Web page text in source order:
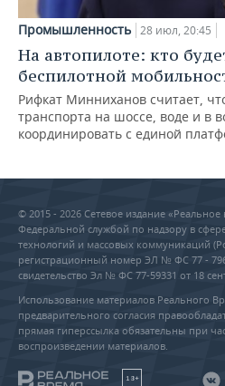
Промышленность 28 июл, 20:45
На автопилоте: кто
беспилотной
Рифкат Минниханов считает,
транспорта на шоссе, воде и в
координировать с единой
© 2015 - 2026 Сетевое издание
Федеральной службой по надзору в
технологий и массовых коммуникаций
регистрационный номер ЭЛ № ФС 77 -
свидетельство Эл № ФС 77-59331 от 18
Использование материалов Реального
предварительного согласия
прямая гиперссылка обязательны при
воспроизведении материалов.
18+